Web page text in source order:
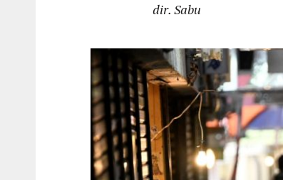
dir. Sabu